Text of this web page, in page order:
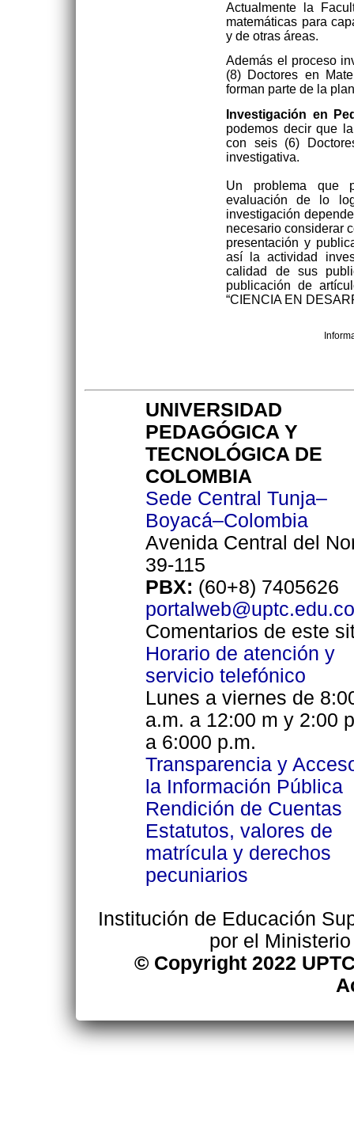
Actualmente la
matemáticas para
y de otras áreas.
Además el proceso
(8) Doctores en
forman parte de la
Investigación en
podemos decir que
con seis (6)
investigativa.
Un problema que
evaluación de lo
investigación
necesario considerar
presentación y
así la actividad
calidad de sus
publicación de
“CIENCIA EN
UNIVERSIDAD
PEDAGÓGICA Y
TECNOLÓGICA DE
COLOMBIA
Sede Central Tunja–
Boyacá–Colombia
Avenida Central del
39-115
PBX: (60+8) 7405626
portalweb@uptc.edu.co
Comentarios de este
Horario de atención y
servicio telefónico
Lunes a viernes de
a.m. a 12:00 m y 2:00
a 6:000 p.m.
Transparencia y
la Información Pública
Rendición de Cuentas
Estatutos, valores de
matrícula y derechos
pecuniarios
Institución de Educación
por el
© Copyright 2022